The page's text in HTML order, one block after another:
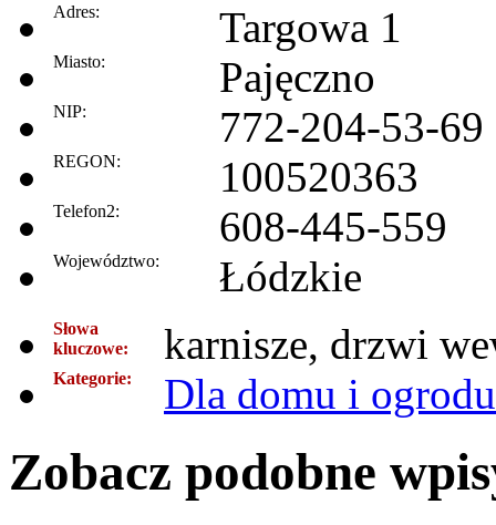
Adres: Targowa 1
Miasto: Pajęczno
NIP: 772-204-53-69
REGON: 100520363
Telefon2: 608-445-559
Województwo: Łódzkie
Słowa
kluczowe:
karnisze, drzwi
Kategorie: Dla domu i ogrodu
Zobacz podobne